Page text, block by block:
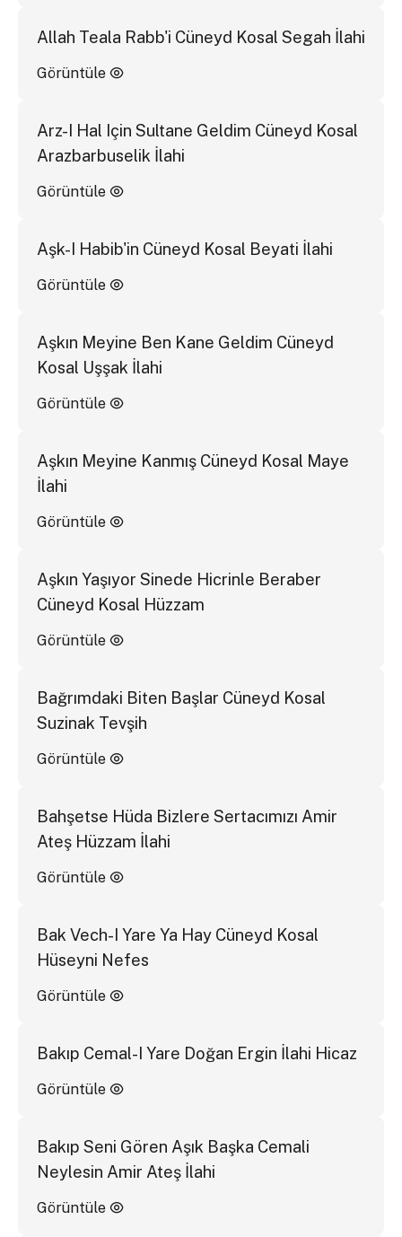
Allah Teala Rabb'i Cüneyd Kosal Segah İlahi
Görüntüle
Arz-I Hal Için Sultane Geldim Cüneyd Kosal
Arazbarbuselik İlahi
Görüntüle
Aşk-I Habib'in Cüneyd Kosal Beyati İlahi
Görüntüle
Aşkın Meyine Ben Kane Geldim Cüneyd
Kosal Uşşak İlahi
Görüntüle
Aşkın Meyine Kanmış Cüneyd Kosal Maye
İlahi
Görüntüle
Aşkın Yaşıyor Sinede Hicrinle Beraber
Cüneyd Kosal Hüzzam
Görüntüle
Bağrımdaki Biten Başlar Cüneyd Kosal
Suzinak Tevşih
Görüntüle
Bahşetse Hüda Bizlere Sertacımızı Amir
Ateş Hüzzam İlahi
Görüntüle
Bak Vech-I Yare Ya Hay Cüneyd Kosal
Hüseyni Nefes
Görüntüle
Bakıp Cemal-I Yare Doğan Ergin İlahi Hicaz
Görüntüle
Bakıp Seni Gören Aşık Başka Cemali
Neylesin Amir Ateş İlahi
Görüntüle